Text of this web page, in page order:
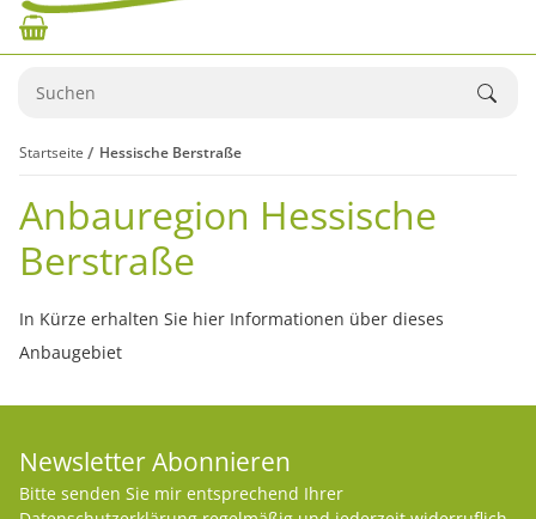
Startseite Hessische Berstraße
Anbauregion Hessische
Berstraße
In Kürze erhalten Sie hier Informationen über dieses
Anbaugebiet
Newsletter Abonnieren
Bitte senden Sie mir entsprechend Ihrer